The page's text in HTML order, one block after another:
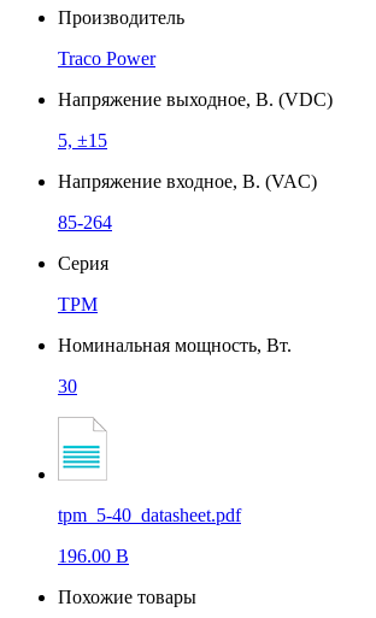
Производитель
Traco Power
Напряжение выходное, В. (VDC)
5, ±15
Напряжение входное, В. (VAC)
85-264
Серия
TPM
Номинальная мощность, Вт.
30
tpm_5-40_datasheet.pdf
196.00 B
Похожие товары